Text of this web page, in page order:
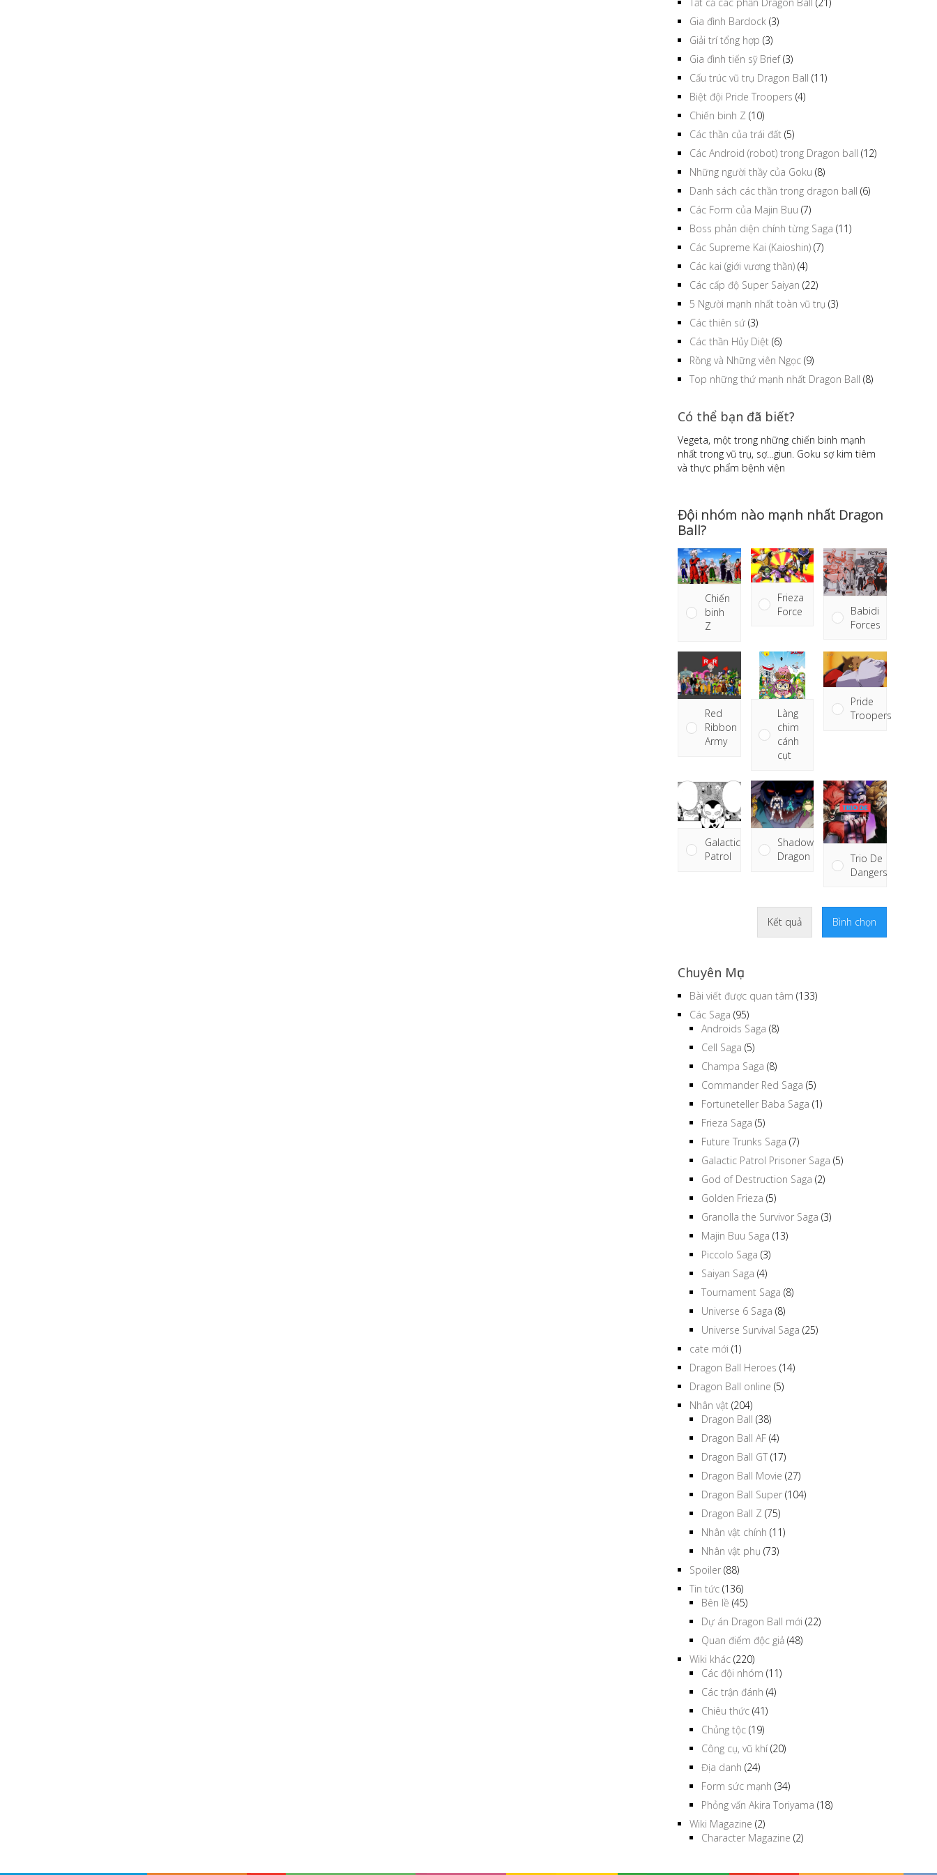
Gia đình Bardock (3)
Giải trí tổng hợp (3)
Gia đình tiến sỹ Brief(3)
Cấu trúc vũ trụ Dragon Ball (11)
Biệt đội Pride Troopers (4)
Chiến binh Z (10)
Các thần của trái đất (5)
Các Android (robot) trong Dragon ball (12)
Những người thầy của Goku (8)
Danh sách các thần trong dragon ball (6)
Các Form của Majin Buu (7)
Boss phản diện chính từng Saga (11)
Các Supreme Kai (Kaioshin) (7)
Các kai (giới vương thần) (4)
Các cấp độ Super Saiyan (22)
5 Người mạnh nhất toàn vũ trụ (3)
Các thiên sứ (3)
Các thần Hủy Diệt (6)
Rồng và Những viên Ngọc (9)
Top những thứ mạnh nhất Dragon Ball (8)
Có thể bạn đã biết?
Vegeta, một trong những chiến binh mạnh
nhất trong vũ trụ, sợ…giun. Goku sợ kim tiêm
và thực phẩm bệnh viện
Đội nhóm nào mạnh nhất Dragon
Ball?
Chiến
binh
Z
Frieza
Force
Babidi
Forces
Red
Ribbon
Army
Làng
chim
cánh
cụt
Pride
Troopers
Galactic
Patrol
Shadow
Dragon
Trio De
Dangers
Kết quả Bình chọn
Chuyên Mục
Bài viết được quan tâm (133)
Các Saga (95)
Androids Saga (8)
Cell Saga (5)
Champa Saga (8)
Commander Red Saga (5)
Fortuneteller Baba Saga (1)
Frieza Saga (5)
Future Trunks Saga (7)
Galactic Patrol Prisoner Saga (5)
God of Destruction Saga (2)
Golden Frieza (5)
Granolla the Survivor Saga (3)
Majin Buu Saga (13)
Piccolo Saga (3)
Saiyan Saga (4)
Tournament Saga (8)
Universe 6 Saga (8)
Universe Survival Saga (25)
cate mới (1)
Dragon Ball Heroes (14)
Dragon Ball online (5)
Nhân vật (204)
Dragon Ball (38)
Dragon Ball AF (4)
Dragon Ball GT (17)
Dragon Ball Movie (27)
Dragon Ball Super (104)
Dragon Ball Z (75)
Nhân vật chính (11)
Nhân vật phụ (73)
Spoiler (88)
Tin tức (136)
Bên lề (45)
Dự án Dragon Ball mới (22)
Quan điểm độc giả (48)
Wiki khác (220)
Các đội nhóm (11)
Các trận đánh (4)
Chiêu thức (41)
Chủng tộc (19)
Công cụ, vũ khí(20)
Địa danh (24)
Form sức mạnh (34)
Phỏng vấn Akira Toriyama (18)
Wiki Magazine (2)
Character Magazine (2)